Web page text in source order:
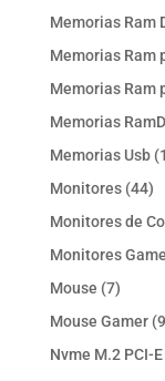
Memorias Ram
Memorias Ram
Memorias Ram
Memorias
Memorias Usb
Monitores 4444
Monitores de
Monitores
Mouse 77
Mouse Gamer 9
Nvme M.2 PCI-E